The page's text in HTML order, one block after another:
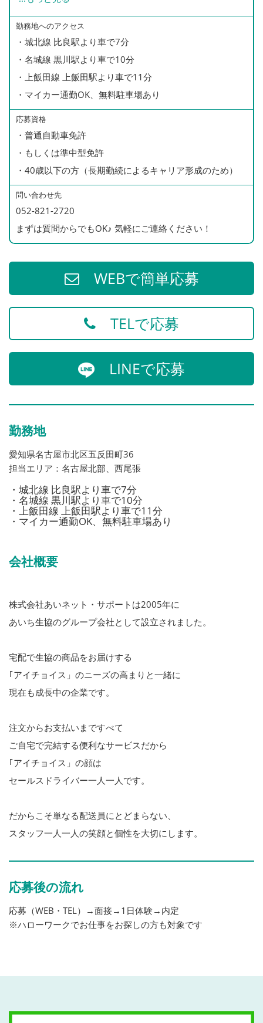
310万円／23歳・入社1年（ドライバー）
・残業手当（全額支給）
・家族手当(配偶者:月1万円/子1人:月5000円)
・無事故手当
※月3000円/無事故継続2年以上月5000円/5年以上月
8000円 等
・役職手当
・選任手当（運行管理者、整備管理者に支給）
・財形貯蓄制度
・退職金制度
・見舞金、慶弔金、結婚・出産祝い金等
・制服貸与、携帯貸与
・健康診断（全額会社負担）
・インフルエンザ予防接種（全額補助）
・資格取得支援制度
勤務地へのアクセス
・城北線 比良駅より車で7分
・名城線 黒川駅より車で10分
・上飯田線 上飯田駅より車で11分
・マイカー通勤OK、無料駐車場あり
応募資格
・普通自動車免許
・もしくは準中型免許
・40歳以下の方（長期勤続によるキャリア形成のため）
問い合わせ先
052-821-2720
まずは質問からでもOK♪ 気軽にご連絡ください！
WEBで簡単応募
TELで応募
LINEで応募
勤務地
愛知県名古屋市北区五反田町36
担当エリア：名古屋北部、西尾張
・城北線 比良駅より車で7分
・名城線 黒川駅より車で10分
・上飯田線 上飯田駅より車で11分
・マイカー通勤OK、無料駐車場あり
会社概要
株式会社あいネット・サポートは2005年に
あいち生協のグループ会社として設立されました。
宅配で生協の商品をお届けする
｢アイチョイス」のニーズの高まりと一緒に
現在も成長中の企業です。
注文からお支払いまですべて
ご自宅で完結する便利なサービスだから
｢アイチョイス」の顔は
セールスドライバー一人一人です。
だからこそ単なる配送員にとどまらない、
スタッフ一人一人の笑顔と個性を大切にします。
応募後の流れ
応募（WEB・TEL）→面接→1日体験→内定
※ハローワークでお仕事をお探しの方も対象です